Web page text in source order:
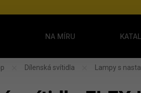
NA MÍRU
Dílenská svítidla Lampy s